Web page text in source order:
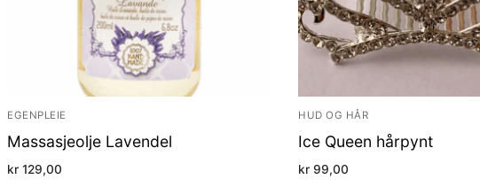
EGENPLEIE
Massasjeolje Lavendel
kr 129,00
HUD OG HÅR
Ice Queen hårpynt
kr 99,00